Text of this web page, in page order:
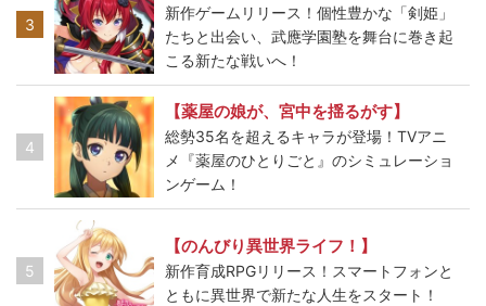
3
新作ゲームリリース！個性豊かな「剣姫」
たちと出会い、武應学園塾を舞台に巻き起
こる新たな戦いへ！
4
【薬屋の娘が、宮中を揺るがす】
総勢35名を超えるキャラが登場！TVアニ
メ『薬屋のひとりごと』のシミュレーショ
ンゲーム！
5
【のんびり異世界ライフ！】
新作育成RPGリリース！スマートフォンと
ともに異世界で新たな人生をスタート！